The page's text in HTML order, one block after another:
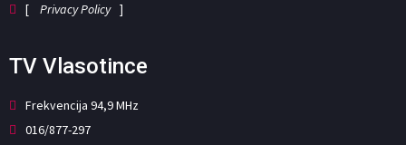
[ Privacy Policy ]
TV Vlasotince
Frekvencija 94,9 MHz
016/877-297